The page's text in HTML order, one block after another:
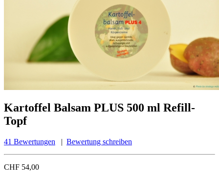
Kartoffel Balsam PLUS 500 ml Refill-
Topf
41 Bewertungen | Bewertung schreiben
CHF 54,00